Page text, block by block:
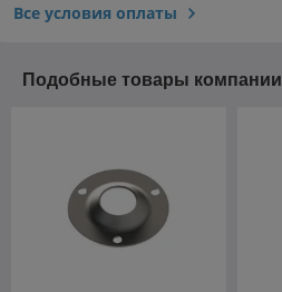
Все условия оплаты
Подобные товары компании